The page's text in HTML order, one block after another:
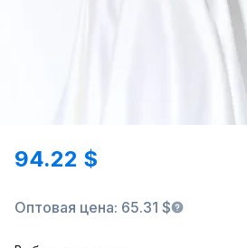
94.22 $
Оптовая цена: 65.31 $